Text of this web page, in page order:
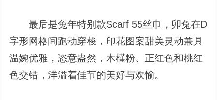
最后是兔年特别款Scarf 55丝巾，卯兔在D
字形网格间跑动穿梭，印花图案甜美灵动兼具
温婉优雅，恣意盎然，木槿粉、正红色和桃红
色交错，洋溢着佳节的美好与欢愉。